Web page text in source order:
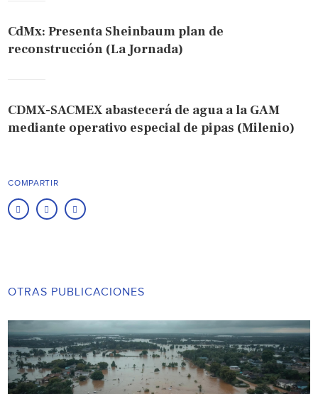
CdMx: Presenta Sheinbaum plan de
reconstrucción (La Jornada)
CDMX-SACMEX abastecerá de agua a la GAM
mediante operativo especial de pipas (Milenio)
COMPARTIR
OTRAS PUBLICACIONES